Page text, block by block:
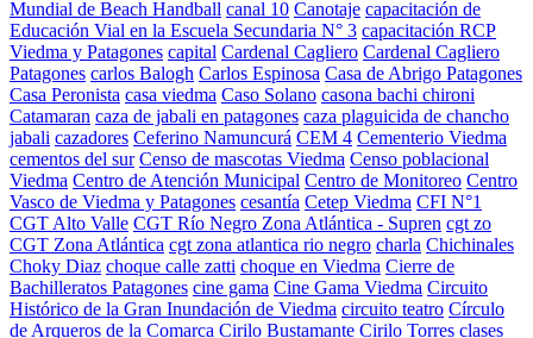
Mundial de Beach Handball canal 10 Canotaje capacitación de
Educación Vial en la Escuela Secundaria N° 3 capacitación RCP
Viedma y Patagones capital Cardenal Cagliero Cardenal Cagliero
Patagones carlos Balogh Carlos Espinosa Casa de Abrigo Patagones
Casa Peronista casa viedma Caso Solano casona bachi chironi
Catamaran caza de jabali en patagones caza plaguicida de chancho
jabali cazadores Ceferino Namuncurá CEM 4 Cementerio Viedma
cementos del sur Censo de mascotas Viedma Censo poblacional
Viedma Centro de Atención Municipal Centro de Monitoreo Centro
Vasco de Viedma y Patagones cesantía Cetep Viedma CFI N°1
CGT Alto Valle CGT Río Negro Zona Atlántica - Supren cgt zo
CGT Zona Atlántica cgt zona atlantica rio negro charla Chichinales
Choky Diaz choque calle zatti choque en Viedma Cierre de
Bachilleratos Patagones cine gama Cine Gama Viedma Circuito
Histórico de la Gran Inundación de Viedma circuito teatro Círculo
de Arqueros de la Comarca Cirilo Bustamante Cirilo Torres clases